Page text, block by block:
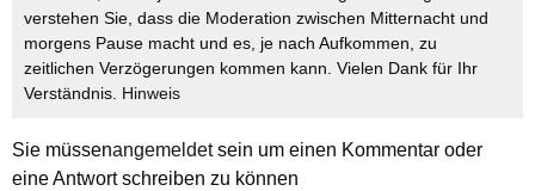
verstehen Sie, dass die Moderation zwischen Mitternacht und
morgens Pause macht und es, je nach Aufkommen, zu
zeitlichen Verzögerungen kommen kann. Vielen Dank für Ihr
Verständnis. Hinweis
Sie müssenangemeldetsein um einen Kommentar oder
eine Antwort schreiben zu können